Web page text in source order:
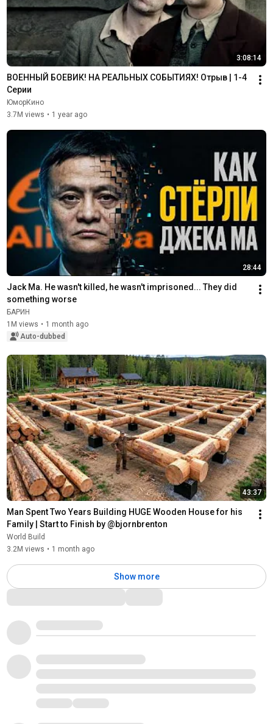
3:08:14
ВОЕННЫЙ БОЕВИК! НА РЕАЛЬНЫХ СОБЫТИЯХ! Отрыв | 1-4
Серии
ЮморКино
3.7M views • 1 year ago
28:44
Jack Ma. He wasn't killed, he wasn't imprisoned... They did
something worse
БАРИН
1M views • 1 month ago
Auto-dubbed
43:37
Man Spent Two Years Building HUGE Wooden House for his
Family | Start to Finish by @bjornbrenton
World Build
3.2M views • 1 month ago
Show more